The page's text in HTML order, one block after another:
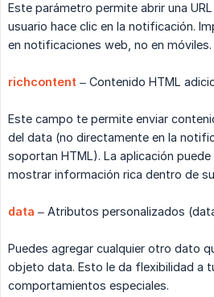
Este parámetro permite abrir una
usuario hace clic en la notificación.
en notificaciones web, no en móviles.
richcontent – Contenido HTML
Este campo te permite enviar
del data (no directamente en la
soportan HTML). La aplicación
mostrar información rica dentro de
data – Atributos personalizados
Puedes agregar cualquier otro dato
objeto data. Esto le da flexibilidad a
comportamientos especiales.